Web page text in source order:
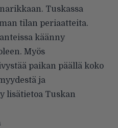
Tuskassa
tilan periaatteita.
käänny
Myös
paikan päällä koko
ja
lisätietoa Tuskan